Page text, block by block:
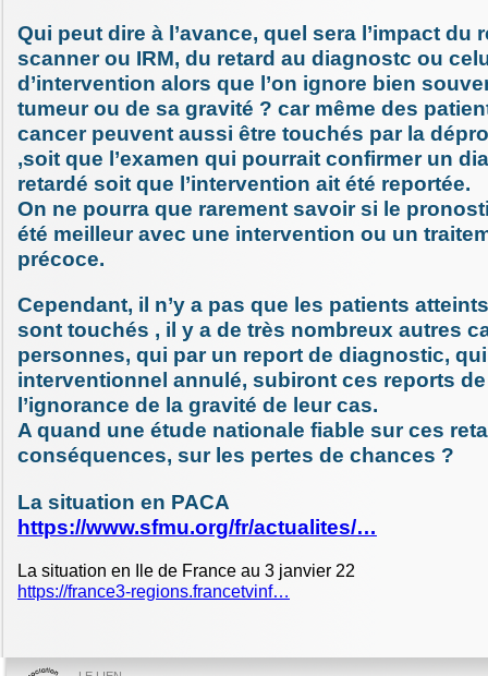
Qui peut dire à l’avance, quel sera l’impact du
scanner ou IRM, du retard au diagnostc ou
d’intervention alors que l’on ignore bien
tumeur ou de sa gravité ? car même des
cancer peuvent aussi être touchés par la
,soit que l’examen qui pourrait confirmer un
retardé soit que l’intervention ait été reportée.
On ne pourra que rarement savoir si le
été meilleur avec une intervention ou un
précoce.
Cependant, il n’y a pas que les patients
sont touchés , il y a de très nombreux autres
personnes, qui par un report de diagnostic,
interventionnel annulé, subiront ces reports
l’ignorance de la gravité de leur cas.
A quand une étude nationale fiable sur ces
conséquences, sur les pertes de chances ?
La situation en PACA
https://www.sfmu.org/fr/actualites/…
La situation en Ile de France au 3 janvier 22
https://france3-regions.francetvinf…